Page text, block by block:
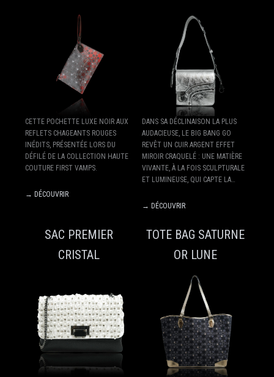
CETTE POCHETTE LUXE NOIR AUX
REFLETS CHAGEANTS ROUGES
INÉDITS, PRÉSENTÉE LORS DU
DÉFILÉ DE LA COLLECTION HAUTE
COUTURE FIRST VAMPS.
→ DÉCOUVRIR
DANS SA DÉCLINAISON LA PLUS
AUDACIEUSE, LE BIG BANG GO
REVÊT UN CUIR ARGENT EFFET
MIROIR CRAQUELÉ : UNE MATIÈRE
VIVANTE, À LA FOIS SCULPTURALE
ET LUMINEUSE, QUI CAPTE LA…
→ DÉCOUVRIR
SAC PREMIER
CRISTAL
TOTE BAG SATURNE
OR LUNE